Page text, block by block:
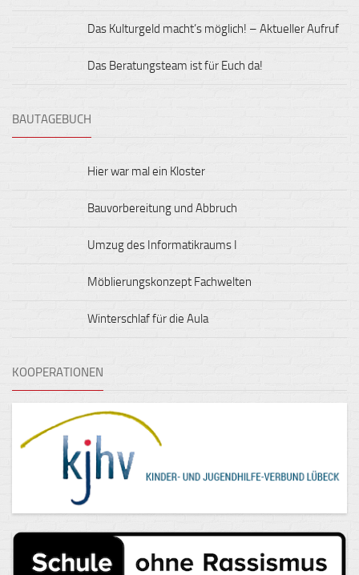
Das Kulturgeld macht’s möglich! – Aktueller Aufruf
Das Beratungsteam ist für Euch da!
BAUTAGEBUCH
Hier war mal ein Kloster
Bauvorbereitung und Abbruch
Umzug des Informatikraums I
Möblierungskonzept Fachwelten
Winterschlaf für die Aula
KOOPERATIONEN